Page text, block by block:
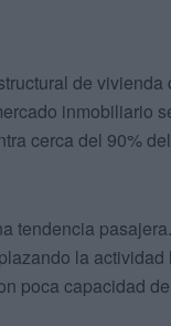
de
inmobiliario
cerca del 90%
tendencia
la
poca capacidad